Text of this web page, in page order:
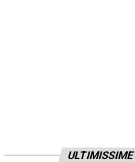
ULTIMISSIME